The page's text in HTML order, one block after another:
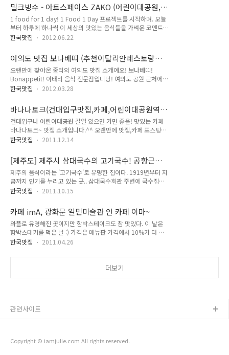
볼 수 있지만 그냥 라면만 먹었다. 허름하지만 나름 유명해서인
지, 유명인사들이 다..
데기도 좀 주셔서 더 좋다~ 껍데기 완죤 좋아요! 제주에 본점이
있는 흑돈가는 서울에도 직영점이 생긴 덕분에.. 요즘에는 한달
에 한번은 꼭 먹고 있는 것 같다. 대신 가격은 제주본점보다 좀
비싸지만...ㅠㅠ (여의도직영점, 강남직영점, 삼성직영점, 노원직
영점) #2. 흑돈가는 제주도가 인정한 흑돼지 취급 1호점이라고
야...ㅎㅎ... 하지만 사랑한다...ㅋㅋ #3. 멜젓 흑돈가가 좋은 가장
큰 이..
밀크빙수 - 아트스페이스 ZAKO (어린이대공원,
건대입구 근처 자코카페)
1 food for 1 day! 1 Food 1 Day 프로젝트를 시작하며. 오늘
부터 하루에 하나씩 이 세상의 맛있는 음식들을 가벼운 코멘트와
함께 소개해보자고, 마음을 먹었다. 예약포스팅을 다량생산해서
만 있는 빛을 보지 못하고 있는.. 가여운 음식사진들을 위하
여!!!!! ★ 첫 시작은 요즘 줄리가 홀릭 홀릭 호올릭 되어있는, 밀
크빙수다. 작년여름부터 열심히 먹기 시작했는데.. 올해도 여름
이 시작되자마자! 여름 메뉴로 다시 메뉴에 오르자마자!! 가서
개시해주었다. 사진은 작년에 찍은 사진이지만 :) 모양과 맛은 작
8,000원. 애플민트 잎사귀가 살포시 올라가 상큼함을 더해주..
한국맛집 2012.06.22
여의도 맛집 보나베띠 (추천이탈리안레스토랑맛
집,여의도벚꽃축제)
오랜만에 찾아온 줄리의 여의도 맛집 소개예요! 보나베띠!
Bonappetit! 이태리 음식 전문점입니당! 여의도 공원 근처에
있어요~ 자세한 지도 및 주소는...글 하단에 있습니다. 여의도는
장인들이 밀집되어 있는 곳이다보니.. 건물 지하 식당가가.. 북적
북적.. 예전에 여의도에서 근무한적이 있어서 맛집은 쫌 알고 있
지요^^ 그런데 연인끼리 가기엔 쫌 거시기..^^;; 한 그런 맛집들
이 대부분.. 정말 식사하기에 좋은 맛집들은 많지만요.ㅎㅎ 보나
베띠는 데이트하기에도 좋고~ 점심식사로도 좋은 곳입니다. 그
이곳을 방문했더니 자리 여유가 있더군요! 실내 분위기도 괜찮
습니다~ 주차도 되..
한국맛집 2012.03.28
바나나토크(건대입구맛집,카페,어린이대공원역,
세종대추천맛집,맛있는카페 바나나토
크!BananaTalk)
건대입구나 어린이대공원 갈일 있으면 가면 좋을! 맛있는 카페
바나나토크~ 맛집 소개입니다.^^ 오랜만에 맛집,카페 포스팅을
하네요~(오늘부터 열심히 맛집을 소개해볼까 하고 다짐을...ㅎ
페가 생겼다고 ㅎㅎ 홍대 카페 분위기~ [바나나토크의 핫초코!]
날씨가 추우니 우선 따끈하고 달콤한 코코아 한잔 합니다. 우선,
말이죠. 커다란 머그에 한가득 나오는 핫초코가 참 맛있더군요.
(가격 5,000원) [바나나토크의 아이스크림 와플] 그리고 역시나
빠질 수 없는... 와플도 함께 해줍니다. 아이스크림의 시원함과
있습니다. ㅠㅠ 간만에 맛있는 와플 먹네요~ 맨날 빈스빈스 와플
만 먹었는데 ㅎㅎ 실..
한국맛집 2011.12.14
[제주도] 제주시 삼대국수의 고기국수! 공항근처
맛집
제주의 음식이라는 '고기국수'로 유명한 집이다. 1919년부터 지
금까지 인기를 누리고 있는 곳.. 삼대국수회관 주변에 국수집이
몇개 더 있지만, 삼대국수만 유난히 붐비는 이유는~ 벌써 많은
수회관에서 고기국수를 처음 먹어봤다. 뽀얀 국물에 평소보던 국
수면보다 굵은 면발이 가득 담겨 나온다. 오동통한 굵기인데다가
양도 푸짐하여 국수인데도 한끼 정말 든든~하다. 가마솥에 24시
간 우려낸 돼지 사골 육수에 청정제주산 고기 수욕이 한가득~ 국
물이 고기 육수가 제대로 우려나온 국물이라서 더욱 든든! 영양
한국맛집 2011.10.15
카페 imA, 광화문 일민미술관 안 카페 이마~
와플로 유명해진 곳이지만 함박스테이크도 참 맛있다. 이 날은
함박스테키를 먹은 날 :) 가격은 메뉴판 가격에서 10%가 더 붙
는다. 아래 사진의 함박스테이크 가격은 9,000원 치즈가 올라간
6,000원.. 와플은 11,000~13,000원.. 커피를 잘 못마시는 관
요!^^
한국맛집 2011.04.26
더보기
Copyright © iamjulie.com All rights reserved.
관련사이트